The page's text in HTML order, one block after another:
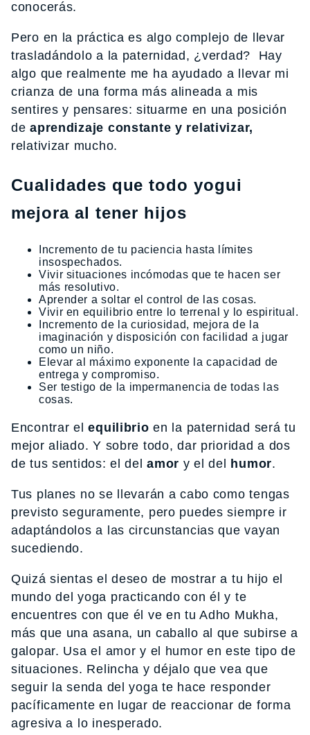
conocerás.
Pero en la práctica es algo complejo de llevar
trasladándolo a la paternidad, ¿verdad? Hay
algo que realmente me ha ayudado a llevar mi
crianza de una forma más alineada a mis
sentires y pensares: situarme en una posición
deaprendizaje constante y relativizar,
relativizar mucho.
Cualidades que todo yogui
mejora al tener hijos
Incremento de tu paciencia hasta límites
insospechados.
Vivir situaciones incómodas que te hacen ser
más resolutivo.
Aprender a soltar el control de las cosas.
Vivir en equilibrio entre lo terrenal y lo espiritual.
Incremento de la curiosidad, mejora de la
imaginación y disposición con facilidad a jugar
como un niño.
Elevar al máximo exponente la capacidad de
entrega y compromiso.
Ser testigo de la impermanencia de todas las
cosas.
Encontrar elequilibrio en la paternidad será tu
mejor aliado. Y sobre todo, dar prioridad a dos
de tus sentidos: el delamor y el del humor.
Tus planes no se llevarán a cabo como tengas
previsto seguramente, pero puedes siempre ir
adaptándolos a las circunstancias que vayan
sucediendo.
Quizá sientas el deseo de mostrar a tu hijo el
mundo del yoga practicando con él y te
encuentres con que él ve en tu Adho Mukha,
más que una asana, un caballo al que subirse a
galopar. Usa el amor y el humor en este tipo de
situaciones. Relincha y déjalo que vea que
seguir la senda del yoga te hace responder
pacíficamente en lugar de reaccionar de forma
agresiva a lo inesperado.